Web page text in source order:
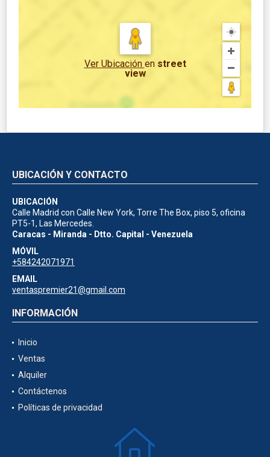
Ver Ubicación en street
view
UBICACIÓN Y CONTACTO
UBICACIÓN
Calle Madrid con Calle New York, Torre The Box, piso 5, oficina
PT5-1, Las Mercedes.
Caracas - Miranda - Dtto. Capital - Venezuela
MÓVIL
+584242071971
EMAIL
ventaspremier21@gmail.com
INFORMACIÓN
Inicio
Ventas
Alquiler
Contáctenos
Políticas de privacidad